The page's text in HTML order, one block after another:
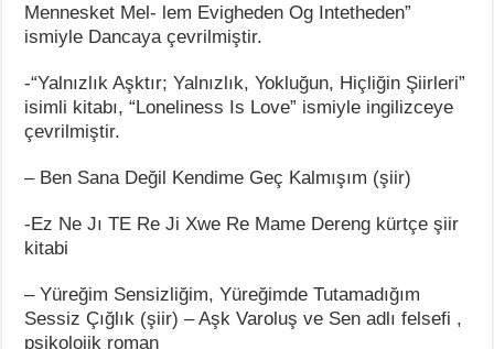
Mennesket Mel- lem Evigheden Og Intetheden”
ismiyle Dancaya çevrilmiştir.
-“Yalnızlık Aşktır; Yalnızlık, Yokluğun, Hiçliğin Şiirleri”
isimli kitabı, “Loneliness Is Love” ismiyle ingilizceye
çevrilmiştir.
– Ben Sana Değil Kendime Geç Kalmışım (şiir)
-Ez Ne Jı TE Re Ji Xwe Re Mame Dereng kürtçe şiir
kitabi
– Yüreğim Sensizliğim, Yüreğimde Tutamadığım
Sessiz Çığlık (şiir) – Aşk Varoluş ve Sen adlı felsefi ,
psikolojik roman